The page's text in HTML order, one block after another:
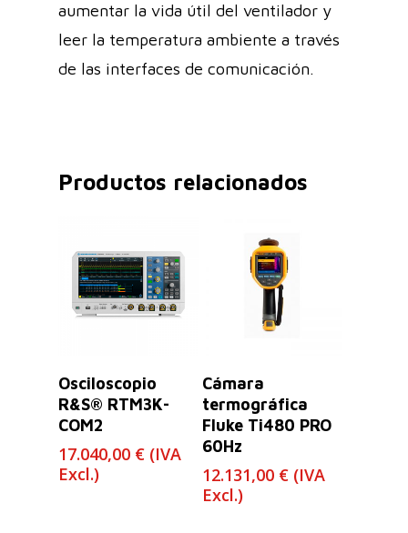
aumentar la vida útil del ventilador y
leer la temperatura ambiente a través
de las interfaces de comunicación.
Productos relacionados
Osciloscopio
R&S® RTM3K-
COM2
17.040,00 € (IVA
Excl.)
Cámara
termográfica
Fluke Ti480 PRO
60Hz
12.131,00 € (IVA
Excl.)